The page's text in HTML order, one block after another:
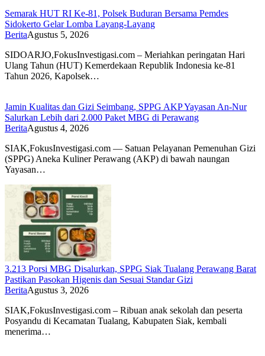
Semarak HUT RI Ke-81, Polsek Buduran Bersama Pemdes
Sidokerto Gelar Lomba Layang-Layang
BeritaAgustus 5, 2026
SIDOARJO,FokusInvestigasi.com – Meriahkan peringatan Hari
Ulang Tahun (HUT) Kemerdekaan Republik Indonesia ke-81
Tahun 2026, Kapolsek…
Jamin Kualitas dan Gizi Seimbang, SPPG AKP Yayasan An-Nur
Salurkan Lebih dari 2.000 Paket MBG di Perawang
BeritaAgustus 4, 2026
SIAK,FokusInvestigasi.com — Satuan Pelayanan Pemenuhan Gizi
(SPPG) Aneka Kuliner Perawang (AKP) di bawah naungan
Yayasan…
3.213 Porsi MBG Disalurkan, SPPG Siak Tualang Perawang Barat
Pastikan Pasokan Higenis dan Sesuai Standar Gizi
BeritaAgustus 3, 2026
SIAK,FokusInvestigasi.com – Ribuan anak sekolah dan peserta
Posyandu di Kecamatan Tualang, Kabupaten Siak, kembali
menerima…